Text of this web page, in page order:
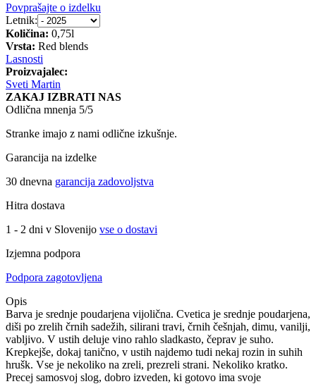
Povprašajte o izdelku
Letnik:
Količina: 0,75l
Vrsta: Red blends
Lasnosti
Proizvajalec:
Sveti Martin
ZAKAJ IZBRATI NAS
Odlična mnenja 5/5
Stranke imajo z nami odlične izkušnje.
Garancija na izdelke
30 dnevna garancija zadovoljstva
Hitra dostava
1 - 2 dni v Slovenijo vse o dostavi
Izjemna podpora
Podpora zagotovljena
Opis
Barva je srednje poudarjena vijolična. Cvetica je srednje poudarjena,
diši po zrelih črnih sadežih, silirani travi, črnih češnjah, dimu, vanilji,
vabljivo. V ustih deluje vino rahlo sladkasto, čeprav je suho.
Krepkejše, dokaj tanično, v ustih najdemo tudi nekaj rozin in suhih
hrušk. Vse je nekoliko na zreli, prezreli strani. Nekoliko kratko.
Precej samosvoj slog, dobro izveden, ki gotovo ima svoje